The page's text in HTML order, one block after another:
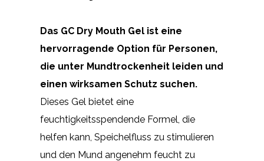
Das GC Dry Mouth Gel ist eine
hervorragende Option für Personen,
die unter Mundtrockenheit leiden und
einen wirksamen Schutz suchen.
Dieses Gel bietet eine
feuchtigkeitsspendende Formel, die
helfen kann, Speichelfluss zu stimulieren
und den Mund angenehm feucht zu